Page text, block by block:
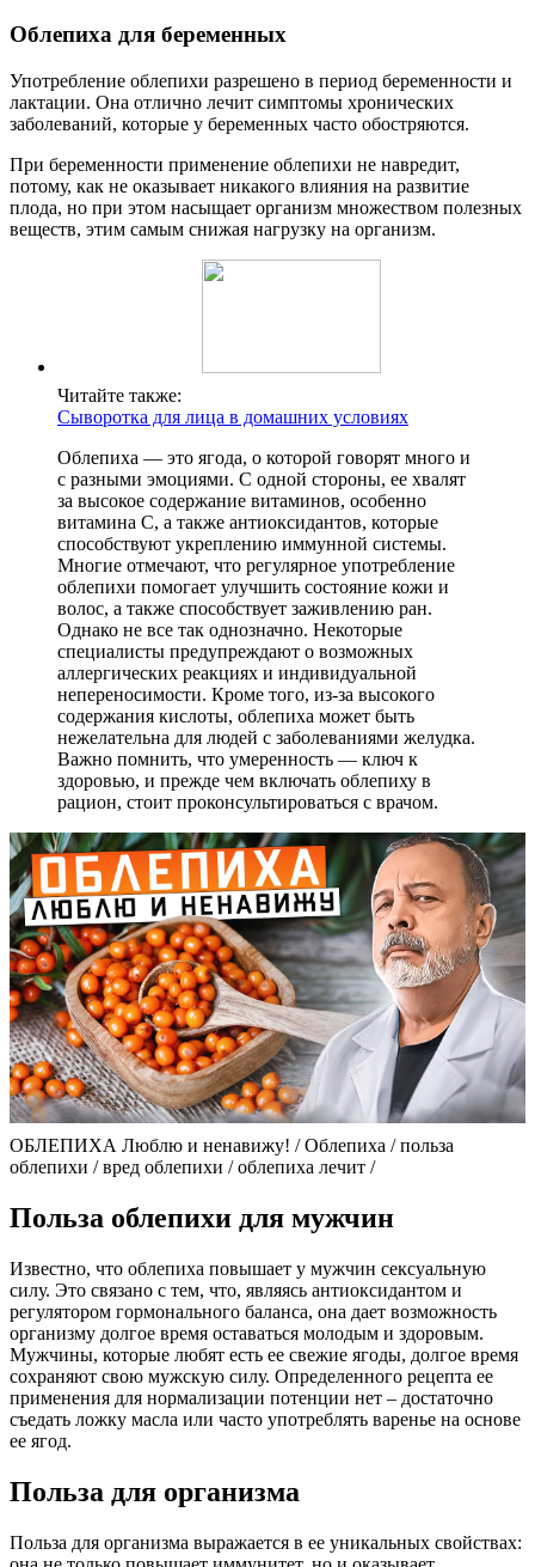
Облепиха для беременных
Употребление облепихи разрешено в период беременности и
лактации. Она отлично лечит симптомы хронических
заболеваний, которые у беременных часто обостряются.
При беременности применение облепихи не навредит,
потому, как не оказывает никакого влияния на развитие
плода, но при этом насыщает организм множеством полезных
веществ, этим самым снижая нагрузку на организм.
Читайте также:
Сыворотка для лица в домашних условиях
Облепиха — это ягода, о которой говорят много и
с разными эмоциями. С одной стороны, ее хвалят
за высокое содержание витаминов, особенно
витамина С, а также антиоксидантов, которые
способствуют укреплению иммунной системы.
Многие отмечают, что регулярное употребление
облепихи помогает улучшить состояние кожи и
волос, а также способствует заживлению ран.
Однако не все так однозначно. Некоторые
специалисты предупреждают о возможных
аллергических реакциях и индивидуальной
непереносимости. Кроме того, из-за высокого
содержания кислоты, облепиха может быть
нежелательна для людей с заболеваниями желудка.
Важно помнить, что умеренность — ключ к
здоровью, и прежде чем включать облепиху в
рацион, стоит проконсультироваться с врачом.
ОБЛЕПИХА Люблю и ненавижу! / Облепиха / польза
облепихи / вред облепихи / облепиха лечит /
Польза облепихи для мужчин
Известно, что облепиха повышает у мужчин сексуальную
силу. Это связано с тем, что, являясь антиоксидантом и
регулятором гормонального баланса, она дает возможность
организму долгое время оставаться молодым и здоровым.
Мужчины, которые любят есть ее свежие ягоды, долгое время
сохраняют свою мужскую силу. Определенного рецепта ее
применения для нормализации потенции нет – достаточно
съедать ложку масла или часто употреблять варенье на основе
ее ягод.
Польза для организма
Польза для организма выражается в ее уникальных свойствах: